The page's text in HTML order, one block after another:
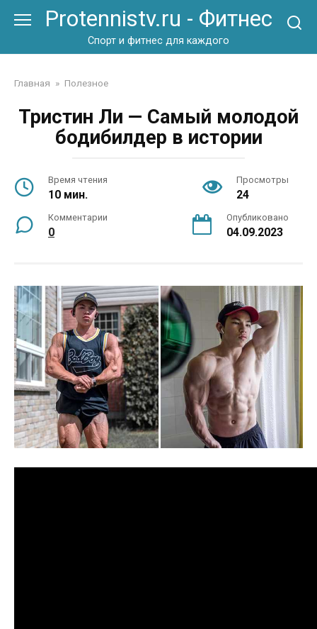
Protennistv.ru - Фитнес
Спорт и фитнес для каждого
Главная » Полезное
Тристин Ли — Самый молодой
бодибилдер в истории
Время чтения
10 мин.
Просмотры
24
Комментарии
0
Опубликовано
04.09.2023